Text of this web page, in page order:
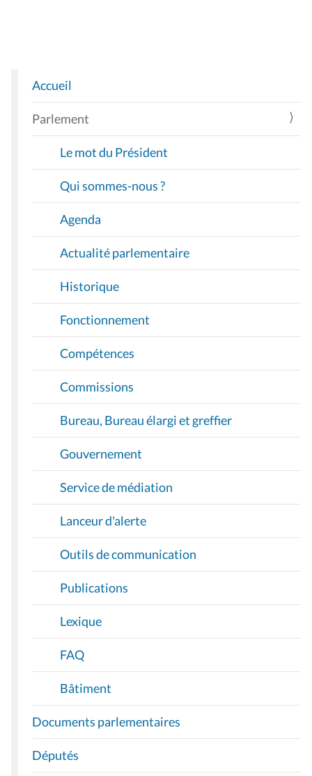
N
A
V
G
T
O
Accueil
Parlement
Le mot du Président
Qui sommes-nous ?
Agenda
Actualité parlementaire
Historique
Fonctionnement
Compétences
Commissions
Bureau, Bureau élargi et greffier
Gouvernement
Service de médiation
Lanceur d'alerte
Outils de communication
Publications
Lexique
FAQ
Bâtiment
Documents parlementaires
Députés